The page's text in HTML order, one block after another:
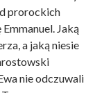
prorockich
Jaką
a jaką niesie
nie odczuwali